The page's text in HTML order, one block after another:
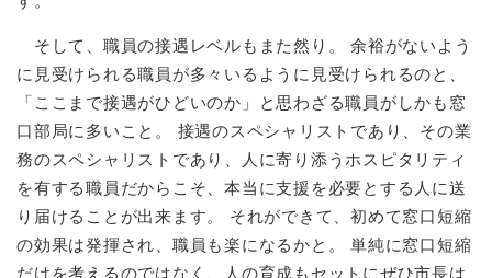
そして、職員の接遇レベルもまた然り。 余裕がないよう
に見受けられる職員が多々いるように見受けられるのと、
「ここまで接遇がひどいのか」と思わざる職員がしかも窓
口部局に多いこと。 接遇のスペシャリストであり、その業
務のスペシャリストであり、人に寄り添うホスピタリティ
を有する職員だからこそ、本当に支援を必要とする人に送
り届けることが出来ます。 それができて、初めて窓口短縮
の効果は発揮され、職員も楽になるかと。 単純に窓口短縮
だけを考えるのではなく、人の育成もセットにぜひ市長は